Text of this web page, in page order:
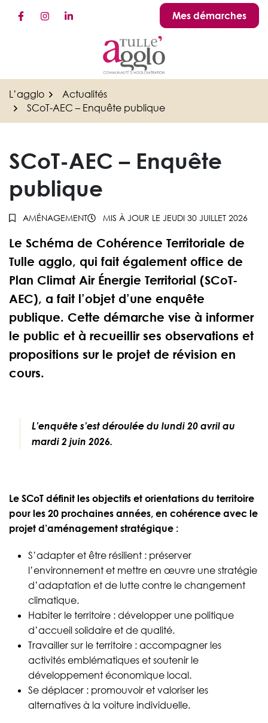
Lien vers le compte Facebook
Lien vers le compte Instagram
Lien vers le compte LinkedinMes démarches
L’agglo
Actualités
SCoT-AEC – Enquête publique
SCoT-AEC – Enquête
publique
AMÉNAGEMENT MIS À JOUR LE JEUDI 30 JUILLET 2026
Le Schéma de Cohérence Territoriale de
Tulle agglo, qui fait également office de
Plan Climat Air Énergie Territorial (SCoT-
AEC), a fait l’objet d’une enquête
publique. Cette démarche vise à informer
le public et à recueillir ses observations et
propositions sur le projet de révision en
cours.
L’enquête s’est déroulée du lundi 20 avril au
mardi 2 juin 2026.
Le SCoT définit les objectifs et orientations du territoire
pour les 20 prochaines années, en cohérence avec le
projet d’aménagement stratégique :
S’adapter et être résilient : préserver
l’environnement et mettre en œuvre une stratégie
d’adaptation et de lutte contre le changement
climatique.
Habiter le territoire : développer une politique
d’accueil solidaire et de qualité.
Travailler sur le territoire : accompagner les
activités emblématiques et soutenir le
développement économique local.
Se déplacer : promouvoir et valoriser les
alternatives à la voiture individuelle.